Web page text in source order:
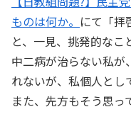
ものは何か。 にて「拝
と、一見、挑発的なこ
中二病が治らない私
れないが、私個人とし
また、先方もそう思っ